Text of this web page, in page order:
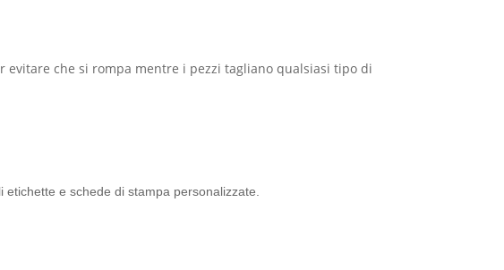
che si rompa mentre i pezzi tagliano qualsiasi tipo di
e schede di stampa personalizzate.